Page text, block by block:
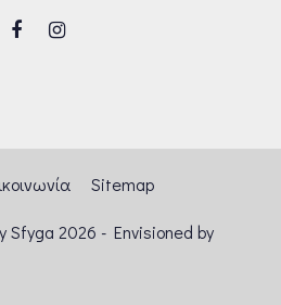
Sitemap
Sfyga 2026 - Envisioned by